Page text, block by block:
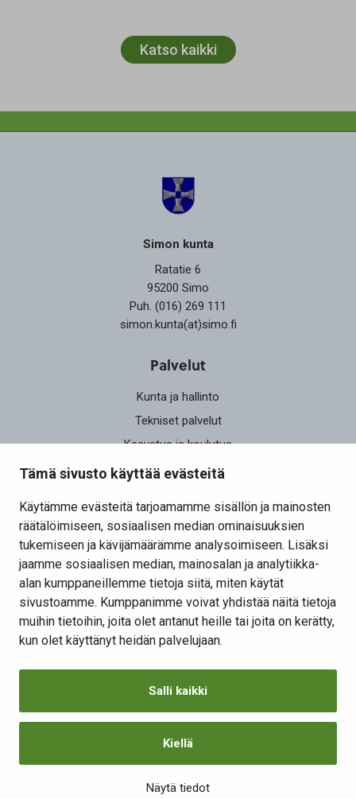
Tämä sivusto käyttää evästeitä
Käytämme evästeitä tarjoamamme sisällön ja mainosten
räätälöimiseen, sosiaalisen median ominaisuuksien
tukemiseen ja kävijämäärämme analysoimiseen. Lisäksi
jaamme sosiaalisen median, mainosalan ja analytiikka-
alan kumppaneillemme tietoja siitä, miten käytät
sivustoamme. Kumppanimme voivat yhdistää näitä tietoja
muihin tietoihin, joita olet antanut heille tai joita on kerätty,
kun olet käyttänyt heidän palvelujaan.
Salli kaikki
Kiellä
Näytä tiedot
Katso kaikki
Simon kunta
Ratatie 6
95200 Simo
Puh. (016) 269 111
simon.kunta(at)simo.fi
Palvelut
Kunta ja hallinto
Tekniset palvelut
Kasvatus ja koulutus
Elinvoima
Osallistu ja vaikuta
Yhteystiedot
Kansalaisaloite
Lomakkeet
Tietosuojaseloste
Evästeiden hallinta
Saavutettavuusseloste